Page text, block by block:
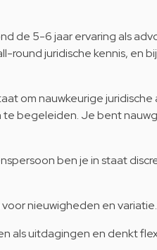
de 5-6 jaar ervaring als
round juridische kennis, en
om nauwkeurige juridische
te begeleiden. Je bent
ben je in staat
nieuwigheden en variatie.
als uitdagingen en denkt